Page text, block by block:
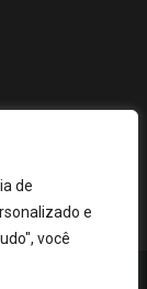
de
e
você